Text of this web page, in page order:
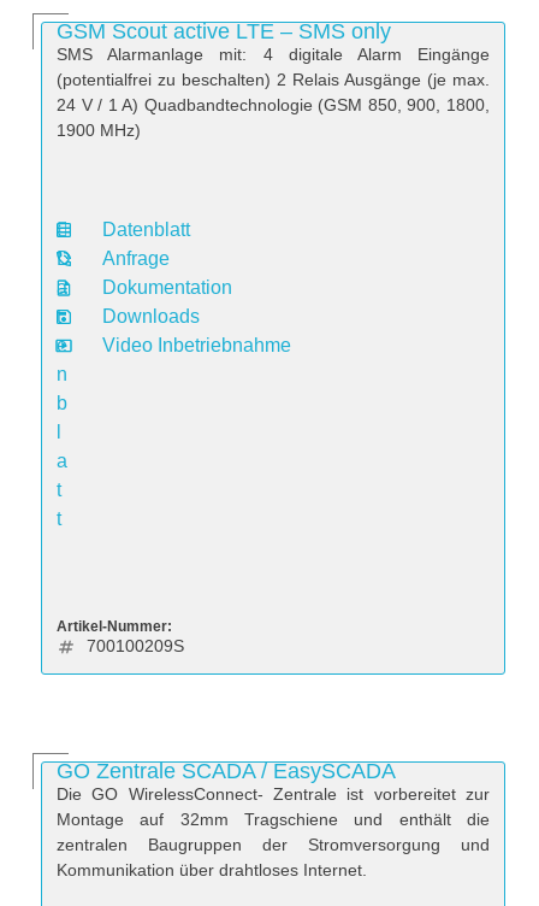
GSM Scout active LTE – SMS only
SMS Alarmanlage mit: 4 digitale Alarm Eingänge
(potentialfrei zu beschalten) 2 Relais Ausgänge (je max.
24 V / 1 A) Quadbandtechnologie (GSM 850, 900, 1800,
1900 MHz)
D
a
t
e
n
b
a
t
t
Datenblatt
Anfrage
Dokumentation
Downloads
Video Inbetriebnahme
Artikel-Nummer:
700100209S
GO Zentrale SCADA / EasySCADA
Die GO WirelessConnect- Zentrale ist vorbereitet zur
Montage auf 32mm Tragschiene und enthält die
zentralen Baugruppen der Stromversorgung und
Kommunikation über drahtloses Internet.